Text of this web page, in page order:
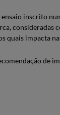
inscrito
quais impacta na
de